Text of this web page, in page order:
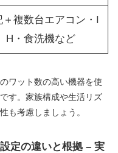
＋複数台エアコン・I
H・食洗機など
ワット数の高い機器を使
す。家族構成や生活リズ
も考慮しましょう。
定の違いと根拠 – 実